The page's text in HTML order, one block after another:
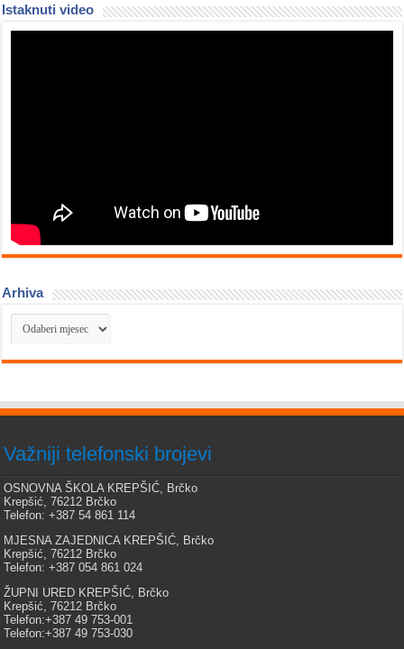
Istaknuti video
Arhiva
Arhiva
Važniji telefonski brojevi
OSNOVNA ŠKOLA KREPŠIĆ, Brčko
Krepšić, 76212 Brčko
Telefon: +387 54 861 114
MJESNA ZAJEDNICA KREPŠIĆ, Brčko
Krepšić, 76212 Brčko
Telefon: +387 054 861 024
ŽUPNI URED KREPŠIĆ, Brčko
Krepšić, 76212 Brčko
Telefon:+387 49 753-001
Telefon:+387 49 753-030